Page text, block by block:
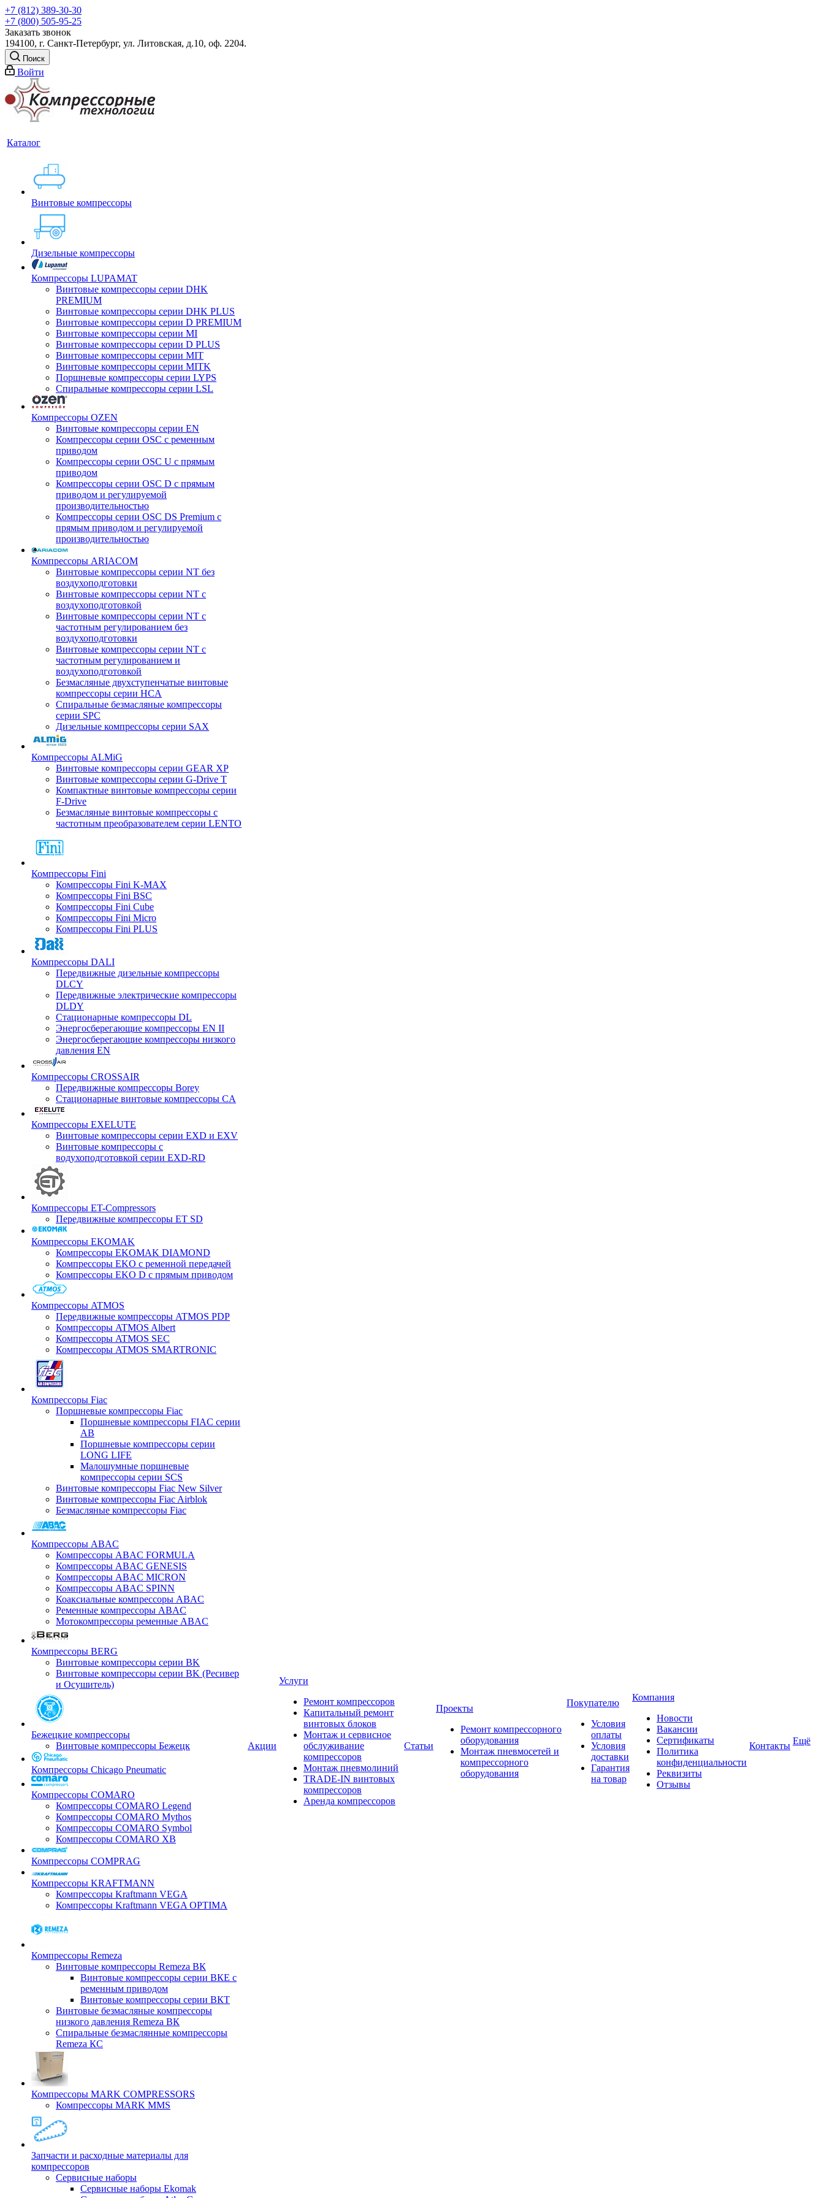
+7 (812) 389-30-30
+7 (800) 505-95-25
Заказать звонок
194100, г. Санкт-Петербург, ул. Литовская, д.10, оф. 2204.
Поиск
Войти
Каталог
Винтовые компрессоры
Дизельные компрессоры
Компрессоры LUPAMAT
Винтовые компрессоры серии DHK
PREMIUM
Винтовые компрессоры серии DHK PLUS
Винтовые компрессоры серии D PREMIUM
Винтовые компрессоры серии MI
Винтовые компрессоры серии D PLUS
Винтовые компрессоры серии MIT
Винтовые компрессоры серии MITK
Поршневые компрессоры серии LYPS
Спиральные компрессоры серии LSL
Компрессоры OZEN
Винтовые компрессоры серии EN
Компрессоры серии OSC с ременным
приводом
Компрессоры серии OSC U с прямым
приводом
Компрессоры серии OSC D с прямым
приводом и регулируемой
производительностью
Компрессоры серии OSC DS Premium с
прямым приводом и регулируемой
производительностью
Компрессоры ARIACOM
Винтовые компрессоры серии NT без
воздухоподготовки
Винтовые компрессоры серии NT c
воздухоподготовкой
Винтовые компрессоры серии NT с
частотным регулированием без
воздухоподготовки
Винтовые компрессоры серии NT с
частотным регулированием и
воздухоподготовкой
Безмасляные двухступенчатые винтовые
компрессоры серии HCA
Спиральные безмасляные компрессоры
серии SPC
Дизельные компрессоры серии SAX
Компрессоры ALMiG
Винтовые компрессоры серии GEAR XP
Винтовые компрессоры серии G-Drive T
Компактные винтовые компрессоры серии
F-Drive
Безмасляные винтовые компрессоры с
частотным преобразователем серии LENTO
Компрессоры Fini
Компрессоры Fini K-MAX
Компрессоры Fini BSC
Компрессоры Fini Cube
Компрессоры Fini Micro
Компрессоры Fini PLUS
Компрессоры DALI
Передвижные дизельные компрессоры
DLCY
Передвижные электрические компрессоры
DLDY
Стационарные компрессоры DL
Энергосберегающие компрессоры EN II
Энергосберегающие компрессоры низкого
давления EN
Компрессоры CROSSAIR
Передвижные компрессоры Borey
Стационарные винтовые компрессоры CA
Компрессоры EXELUTE
Винтовые компрессоры серии EXD и EXV
Винтовые компрессоры с
водухоподготовкой серии EXD-RD
Компрессоры ET-Compressors
Передвижные компрессоры ET SD
Компрессоры EKOMAK
Компрессоры EKOMAK DIAMOND
Компрессоры EKO c ременной передачей
Компрессоры EKO D с прямым приводом
Компрессоры ATMOS
Передвижные компрессоры ATMOS PDP
Компрессоры ATMOS Albert
Компрессоры ATMOS SEC
Компрессоры ATMOS SMARTRONIC
Компрессоры Fiac
Поршневые компрессоры Fiac
Поршневые компрессоры FIAC серии
AB
Поршневые компрессоры серии
LONG LIFE
Малошумные поршневые
компрессоры серии SCS
Винтовые компрессоры Fiac New Silver
Винтовые компрессоры Fiac Airblok
Безмасляные компрессоры Fiac
Компрессоры ABAC
Компрессоры ABAC FORMULA
Компрессоры ABAC GENESIS
Компрессоры ABAC MICRON
Компрессоры ABAC SPINN
Коаксиальные компрессоры ABAC
Ременные компрессоры ABAC
Мотокомпрессоры ременные ABAC
Компрессоры BERG
Винтовые компрессоры серии BK
Винтовые компрессоры серии BK (Ресивер
и Осушитель)
Бежецкие компрессоры
Винтовые компрессоры Бежецк
Компрессоры Chicago Pneumatic
Компрессоры COMARO
Компрессоры COMARO Legend
Компрессоры COMARO Mythos
Компрессоры COMARO Symbol
Компрессоры COMARO XB
Компрессоры COMPRAG
Компрессоры KRAFTMANN
Компрессоры Kraftmann VEGA
Компрессоры Kraftmann VEGA OPTIMA
Компрессоры Remeza
Винтовые компрессоры Remeza ВК
Винтовые компрессоры серии ВКЕ с
ременным приводом
Винтовые компрессоры серии ВКТ
Винтовые безмасляные компрессоры
низкого давления Remeza ВК
Спиральные безмаслянные компрессоры
Remeza КС
Компрессоры MARK COMPRESSORS
Компрессоры MARK MMS
Запчасти и расходные материалы для
компрессоров
Cервисные наборы
Сервисные наборы Ekomak
Акции
Услуги
Ремонт компрессоров
Капитальный ремонт
винтовых блоков
Монтаж и сервисное
обслуживание
компрессоров
Монтаж пневмолиний
TRADE-IN винтовых
компрессоров
Аренда компрессоров
Статьи
Проекты
Ремонт компрессорного
оборудования
Монтаж пневмосетей и
компрессорного
оборудования
Покупателю
Условия
оплаты
Условия
доставки
Гарантия
на товар
Компания
Новости
Вакансии
Сертификаты
Политика
конфиденциальности
Реквизиты
Отзывы
Контакты Ещё